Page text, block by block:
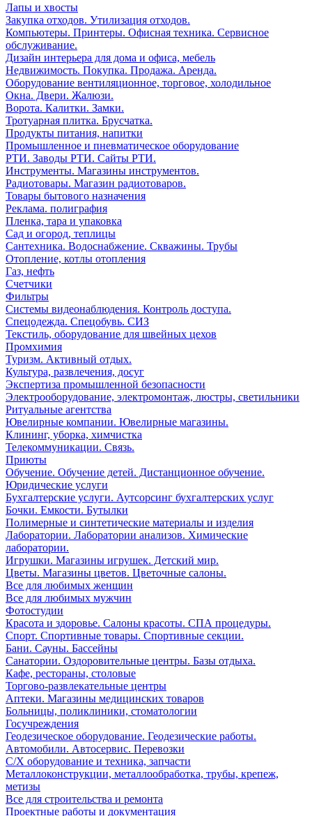
Лапы и хвосты
Закупка отходов. Утилизация отходов.
Компьютеры. Принтеры. Офисная техника. Сервисное
обслуживание.
Дизайн интерьера для дома и офиса, мебель
Недвижимость. Покупка. Продажа. Аренда.
Оборудование вентиляционное, торговое, холодильное
Окна. Двери. Жалюзи.
Ворота. Калитки. Замки.
Тротуарная плитка. Брусчатка.
Продукты питания, напитки
Промышленное и пневматическое оборудование
РТИ. Заводы РТИ. Сайты РТИ.
Инструменты. Магазины инструментов.
Радиотовары. Магазин радиотоваров.
Товары бытового назначения
Реклама. полиграфия
Пленка, тара и упаковка
Сад и огород, теплицы
Сантехника. Водоснабжение. Скважины. Трубы
Отопление, котлы отопления
Газ, нефть
Счетчики
Фильтры
Системы видеонаблюдения. Контроль доступа.
Спецодежда. Спецобувь. СИЗ
Текстиль, оборудование для швейных цехов
Промхимия
Туризм. Активный отдых.
Культура, развлечения, досуг
Экспертиза промышленной безопасности
Электрооборудование, электромонтаж, люстры, светильники
Ритуальные агентства
Ювелирные компании. Ювелирные магазины.
Клининг, уборка, химчистка
Телекоммуникации. Связь.
Приюты
Обучение. Обучение детей. Дистанционное обучение.
Юридические услуги
Бухгалтерские услуги. Аутсорсинг бухгалтерских услуг
Бочки. Емкости. Бутылки
Полимерные и синтетические материалы и изделия
Лаборатории. Лаборатории анализов. Химические
лаборатории.
Игрушки. Магазины игрушек. Детский мир.
Цветы. Магазины цветов. Цветочные салоны.
Все для любимых женщин
Все для любимых мужчин
Фотостудии
Красота и здоровье. Салоны красоты. СПА процедуры.
Спорт. Спортивные товары. Спортивные секции.
Бани. Сауны. Бассейны
Санатории. Оздоровительные центры. Базы отдыха.
Кафе, рестораны, столовые
Торгово-развлекательные центры
Аптеки. Магазины медицинских товаров
Больницы, поликлиники, стоматологии
Госучреждения
Геодезическое оборудование. Геодезические работы.
Автомобили. Автосервис. Перевозки
С/Х оборудование и техника, запчасти
Металлоконструкции, металлообработка, трубы, крепеж,
метизы
Все для строительства и ремонта
Проектные работы и документация